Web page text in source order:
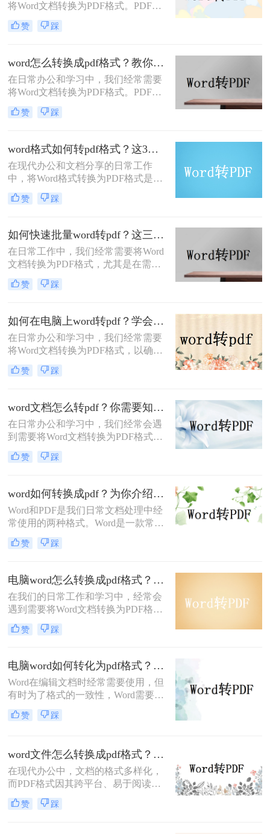
将Word文档转换为PDF格式。PDF文
档因其跨平台兼容性、保持格式不变
和防止编辑的特性，成为许多用户分
文档怎么转换成pdf文档呢？下面，我
们将详细介绍几种将Word文档转换为
PDF文档的方法。
赞 踩
word怎么转换成pdf格式？教你三种实用的转pdf方法!
在日常办公和学习中，我们经常需要
将Word文档转换为PDF格式。PDF格
式具有跨平台、不易被篡改和保持文
档原样等优点，使得它在许多场合下
转换成pdf格式呢？下面，我们将详细
介绍几种将Word文档转换为PDF格式
的方法。
赞 踩
word格式如何转pdf格式？这3种转换方法你得知道！
在现代办公和文档分享的日常工作
中，将Word格式转换为PDF格式是一
项非常重要的任务。无论是为了确保
文档的可靠性，还是为了方便共享和
个非常实用的功能。本文将详细介绍
如何将Word格式转换为PDF格式，并
提供一些实用的方法和工具供您选
择。
赞 踩
如何快速批量word转pdf？这三种方法不妨试试！
在日常工作中，我们经常需要将Word
文档转换为PDF格式，尤其是在需要
批量处理多个文档时，效率成为了一
个关键的问题。那么如何快速批量
速批量Word转PDF的方法，帮助大家
高效完成转换工作。
赞 踩
如何在电脑上word转pdf？学会这3个方法就知道有多简单！
在日常办公和学习中，我们经常需要
将Word文档转换为PDF格式，以确保
文件内容在跨设备或跨平台时能够保
持一致的格式和排版。那么如何在电
电脑上将Word转PDF的步骤、方法以
及需要注意的事项。
赞 踩
word文档怎么转pdf？你需要知道这三个方法！
在日常办公和学习中，我们经常会遇
到需要将Word文档转换为PDF格式的
情况。PDF格式的文档在传递、分享
和打印时更加稳定和方便，因此将
常规操作。那么，Word文档怎么转
PDF呢？本文将为您揭秘一些简单且
高效的方法。
赞 踩
word如何转换成pdf？为你介绍三种常见的方法！
Word和PDF是我们日常文档处理中经
常使用的两种格式。Word是一款常见
的文字处理软件，而PDF则是一种便
于文档分享和打印的格式。在一些情
换成PDF格式，以方便分享或存档。
那么，word如何转换成pdf呢？本文将
为您详细介绍几种转换方法，帮助您
快速完成转换。
赞 踩
电脑word怎么转换成pdf格式？教你三招快速转格式！
在我们的日常工作和学习中，经常会
遇到需要将Word文档转换为PDF格式
的情况。PDF格式的文档在跨平台显
示和传输时具有较好的稳定性和保密
已成为一种常见的需求。那么，电脑
word怎么转换成pdf格式呢？接下来就
为大家介绍几种简单实用的方法。
赞 踩
电脑word如何转化为pdf格式？这三招教你轻松转换！
Word在编辑文档时经常需要使用，但
有时为了格式的一致性，Word需要转
换为PDF。转成PDF格式后也方便阅
读和打印等操作，所以很多时候我们
么转换的，以下是如何将word转pdf的
步骤。希望能帮助到大家。
赞 踩
word文件怎么转换成pdf格式？这3种方法值得你收藏！
在现代办公中，文档的格式多样化，
而PDF格式因其跨平台、易于阅读和
分享的特点，成为了文档传播中最受
欢迎的格式之一。因此，将Word文档
赞 踩